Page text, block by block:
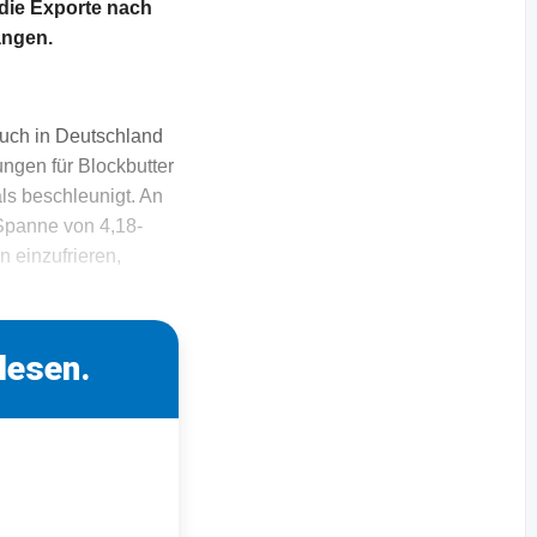
Exporte nach
in Deutschland
für Blockbutter
beschleunigt. An
von 4,18-
einzufrieren,